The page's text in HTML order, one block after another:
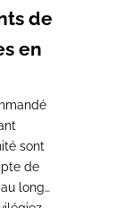
de
en
sont
de
long